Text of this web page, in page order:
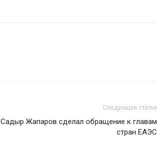
Следующая статья
Садыр Жапаров сделал обращение к главам
стран ЕАЭС